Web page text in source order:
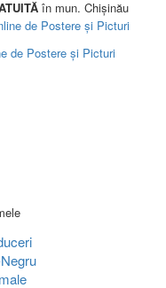
în mun. Chișinău
de Postere și Picturi